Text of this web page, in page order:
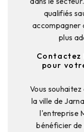
qualifiés
accompagner
plus
Contactez
pour
Vous
la ville de
l'entreprise
bénéficier de